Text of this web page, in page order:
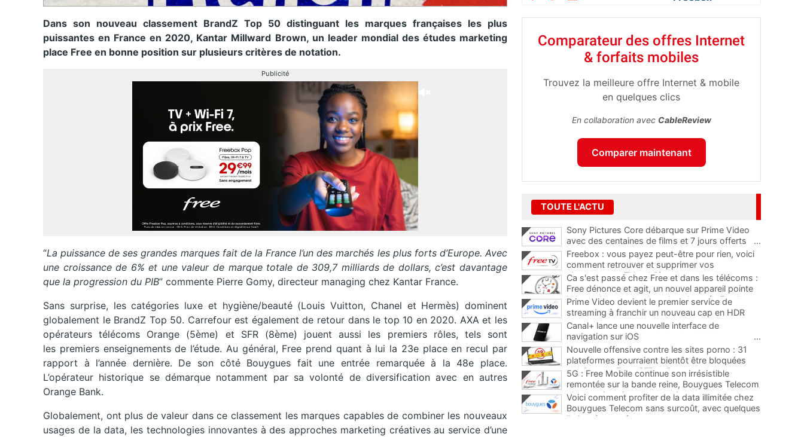
Dans son nouveau classement BrandZ Top 50 distinguant les marques françaises les plus
puissantes en France en 2020, Kantar Millward Brown, un leader mondial des études marketing
place Free en bonne position sur plusieurs critères de notation.
Publicité
“La puissance de sesgrandes marques fait de la France l’un des marchés les plus forts d’Europe. Avec
une croissance de 6% et une valeur de marque totale de 309,7 milliardsde dollars, c’est davantage
que la progression du PIB” commente Pierre Gomy, directeur managing chez Kantar France.
Sans surprise, les catégories luxe et hygiène/beauté (Louis Vuitton, Chanel et Hermès) dominent
globalement le BrandZ Top 50. Carrefour est également de retour dans le top 10 en 2020. AXA et les
opérateurs télécoms Orange (5ème) et SFR (8ème) jouent aussi les premiers rôles, tels sont
les premiers enseignements de l’étude. Au général, Free prend quant à lui la 23e place en recul par
rapport à l’année dernière. De son côté Bouygues fait une entrée remarquée à la 48e place.
L’opérateur historique se démarque notamment par sa volonté de diversification avec en autres
Orange Bank.
Globalement, ont plus de valeur dans ce classement les marques capables de combiner les nouveaux
usages de la data, les technologies innovantes à des approches marketing créatives au service d’une
Comparateur des offres Internet
& forfaits mobiles
Trouvez la meilleure offre Internet & mobile
en quelques clics
En collaboration avec CableReview
Comparer maintenant
TOUTE L'ACTU
Sony Pictures Core débarque sur Prime Video
avec des centaines de films et 7 jours offerts
...
Freebox : vous payez peut-être pour rien, voici
comment retrouver et supprimer vos
abonnements TV oubliés
...
Ca s'est passé chez Free et dans les télécoms :
Free dénonce et agit, un nouvel appareil pointe
le bout de son nez chez des abonnés Freebox...
Prime Video devient le premier service de
streaming à franchir un nouveau cap en HDR
avec ce lancement
Canal+ lance une nouvelle interface de
navigation sur iOS
...
Nouvelle offensive contre les sites porno : 31
plateformes pourraient bientôt être bloquées
par Orange, Free, SFR et Bouygues
5G : Free Mobile continue son irrésistible
remontée sur la bande reine, Bouygues Telecom
plus que jamais sous pression
Voici comment profiter de la data illimitée chez
Bouygues Telecom sans surcoût, avec quelques
limites à connaître